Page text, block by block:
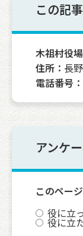
この記
木祖村役
住所： 長
電話番号：
アンケ
このペー
役に立
役に立